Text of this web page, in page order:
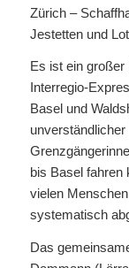
Zürich –
Jestetten und
Es ist ein großer
Interregio-
Basel und
bis Basel fahren
vielen
systematisch
Das